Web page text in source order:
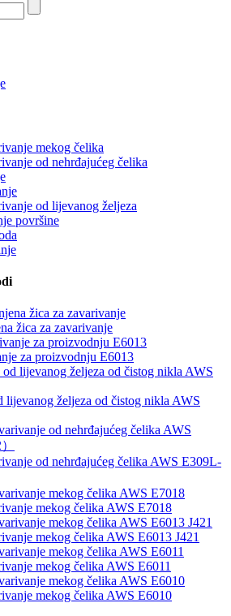
mekog čelika
od nehrđajućeg čelika
od lijevanog željeza
površine
žica za zavarivanje
za proizvodnju E6013
lijevanog željeza od čistog nikla AWS
od nehrđajućeg čelika AWS E309L-
mekog čelika AWS E7018
mekog čelika AWS E6013 J421
mekog čelika AWS E6011
mekog čelika AWS E6010